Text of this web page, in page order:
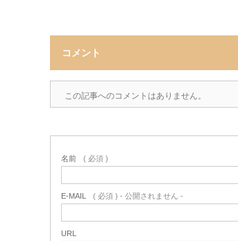
コメント
この記事へのコメントはありません。
名前 ( 必須 )
E-MAIL ( 必須 ) - 公開されません -
URL